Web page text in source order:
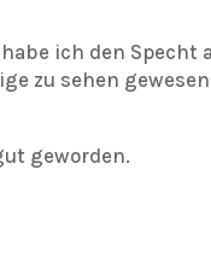
ich den
zu sehen
geworden.